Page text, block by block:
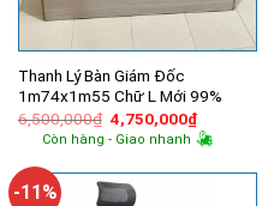
Thanh Lý Bàn Giám Đốc
1m74x1m55 Chữ L Mới 99%
6,500,000₫ Giá
gốc
là:
4,750,000₫Giá
hiện
tại
Còn hàng - Giao nhanh
-11%